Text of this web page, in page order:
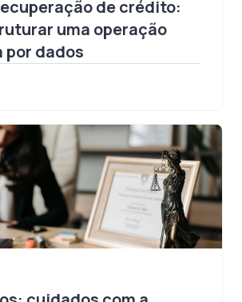
de crédito:
uma operação
dados